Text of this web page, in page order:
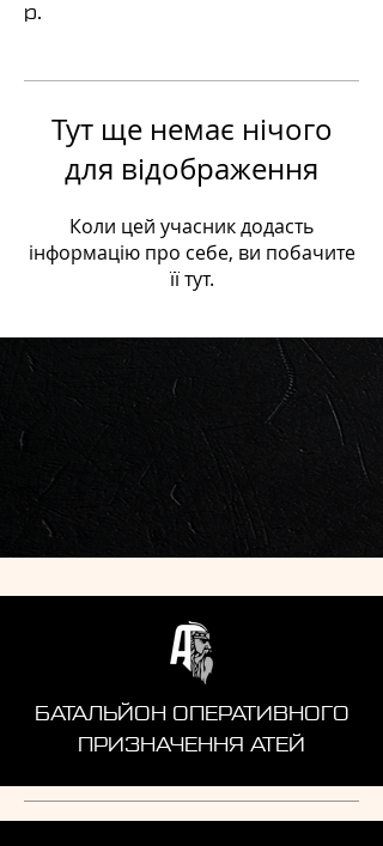
р.
Тут ще немає нічого
для відображення
Коли цей учасник додасть
інформацію про себе, ви побачите
її тут.
БАТАЛЬЙОН ОПЕРАТИВНОГО
ПРИЗНАЧЕННЯ АТЕЙ